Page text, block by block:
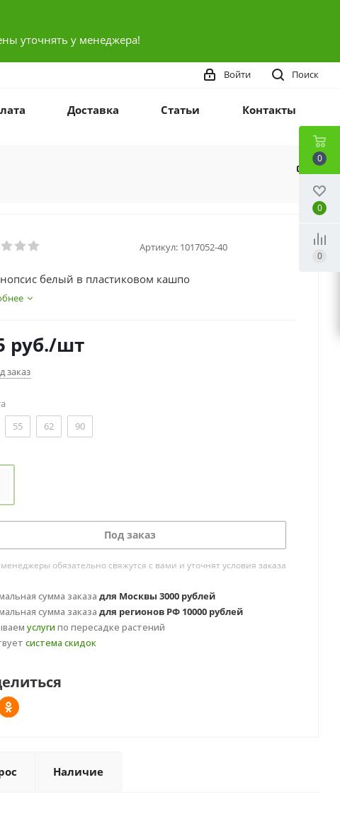
уточнять у менеджера!
Поиск
Войти
Доставка Статьи Контакты
Артикул: 1017052-40
белый в пластиковом кашпо
руб./шт
заказ
55 62 90
Под заказ
обязательно свяжутся с вами и уточнят условия заказа
сумма заказа для Москвы 3000 рублей
сумма заказа для регионов РФ 10000 рублей
услуги по пересадке растений
система скидок
Наличие
0
0
0